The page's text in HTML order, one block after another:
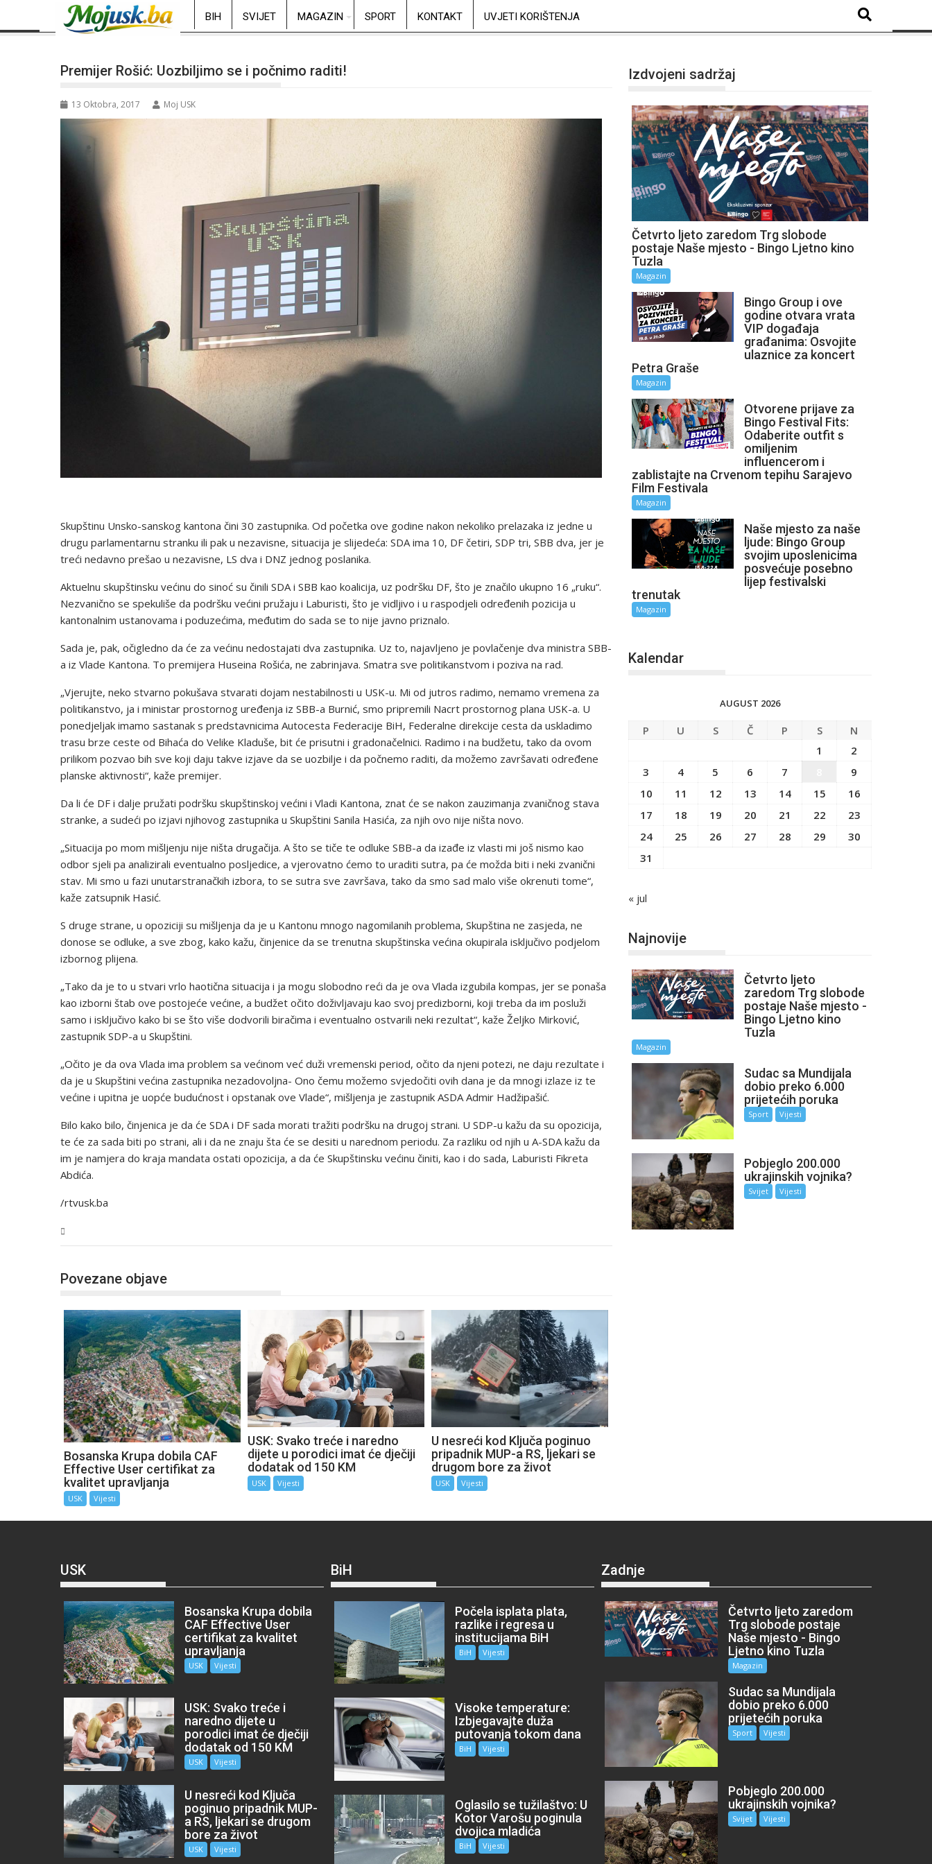
BIH SVIJET MAGAZIN SPORT KONTAKT UVJETI KORIŠTENJA
Premijer Rošić: Uozbiljimo se i počnimo raditi!
13 Oktobra, 2017 Moj USK
Skupštinu Unsko-sanskog kantona čini 30 zastupnika. Od početka ove godine nakon nekoliko prelazaka iz jedne u
drugu parlamentarnu stranku ili pak u nezavisne, situacija je slijedeća: SDA ima 10, DF četiri, SDP tri, SBB dva, jer je
treći nedavno prešao u nezavisne, LS dva i DNZ jednog poslanika.
Aktuelnu skupštinsku većinu do sinoć su činili SDA i SBB kao koalicija, uz podršku DF, što je značilo ukupno 16 „ruku“.
Nezvanično se spekuliše da podršku većini pružaju i Laburisti, što je vidljivo i u raspodjeli određenih pozicija u
kantonalnim ustanovama i poduzećima, međutim do sada se to nije javno priznalo.
Sada je, pak, očigledno da će za većinu nedostajati dva zastupnika. Uz to, najavljeno je povlačenje dva ministra SBB-
a iz Vlade Kantona. To premijera Huseina Rošića, ne zabrinjava. Smatra sve politikanstvom i poziva na rad.
„Vjerujte, neko stvarno pokušava stvarati dojam nestabilnosti u USK-u. Mi od jutros radimo, nemamo vremena za
politikanstvo, ja i ministar prostornog uređenja iz SBB-a Burnić, smo pripremili Nacrt prostornog plana USK-a. U
ponedjeljak imamo sastanak s predstavnicima Autocesta Federacije BiH, Federalne direkcije cesta da uskladimo
trasu brze ceste od Bihaća do Velike Kladuše, bit će prisutni i gradonačelnici. Radimo i na budžetu, tako da ovom
prilikom pozvao bih sve koji daju takve izjave da se uozbilje i da počnemo raditi, da možemo završavati određene
planske aktivnosti“, kaže premijer.
Da li će DF i dalje pružati podršku skupštinskoj većini i Vladi Kantona, znat će se nakon zauzimanja zvaničnog stava
stranke, a sudeći po izjavi njihovog zastupnika u Skupštini Sanila Hasića, za njih ovo nije ništa novo.
„Situacija po mom mišljenju nije ništa drugačija. A što se tiče te odluke SBB-a da izađe iz vlasti mi još nismo kao
odbor sjeli pa analizirali eventualno posljedice, a vjerovatno ćemo to uraditi sutra, pa će možda biti i neki zvanični
stav. Mi smo u fazi unutarstranačkih izbora, to se sutra sve završava, tako da smo sad malo više okrenuti tome“,
kaže zatsupnik Hasić.
S druge strane, u opoziciji su mišljenja da je u Kantonu mnogo nagomilanih problema, Skupština ne zasjeda, ne
donose se odluke, a sve zbog, kako kažu, činjenice da se trenutna skupštinska većina okupirala isključivo podjelom
izbornog plijena.
„Tako da je to u stvari vrlo haotična situacija i ja mogu slobodno reći da je ova Vlada izgubila kompas, jer se ponaša
kao izborni štab ove postojeće većine, a budžet očito doživljavaju kao svoj predizborni, koji treba da im posluži
samo i isključivo kako bi se što više dodvorili biračima i eventualno ostvarili neki rezultat“, kaže Željko Mirković,
zastupnik SDP-a u Skupštini.
„Očito je da ova Vlada ima problem sa većinom već duži vremenski period, očito da njeni potezi, ne daju rezultate i
da je u Skupštini većina zastupnika nezadovoljna- Ono čemu možemo svjedočiti ovih dana je da mnogi izlaze iz te
većine i upitna je uopće budućnost i opstanak ove Vlade“, mišljenja je zastupnik ASDA Admir Hadžipašić.
Bilo kako bilo, činjenica je da će SDA i DF sada morati tražiti podršku na drugoj strani. U SDP-u kažu da su opozicija,
te će za sada biti po strani, ali i da ne znaju šta će se desiti u narednom periodu. Za razliku od njih u A-SDA kažu da
im je namjera do kraja mandata ostati opozicija, a da će Skupštinsku većinu činiti, kao i do sada, Laburisti Fikreta
Abdića.
/rtvusk.ba
Povezane objave
Bosanska Krupa dobila CAF
Effective User certifikat za
kvalitet upravljanja
USK Vijesti
USK: Svako treće i naredno
dijete u porodici imat će dječiji
dodatak od 150 KM
USK Vijesti
U nesreći kod Ključa poginuo
pripadnik MUP-a RS, ljekari se
drugom bore za život
USK Vijesti
Izdvojeni sadržaj
Četvrto ljeto zaredom Trg slobode
postaje Naše mjesto - Bingo Ljetno kino
Tuzla
Magazin
Bingo Group i ove
godine otvara vrata
VIP događaja
građanima: Osvojite
ulaznice za koncert
Petra Graše
Magazin
Otvorene prijave za
Bingo Festival Fits:
Odaberite outfit s
omiljenim
influencerom i
zablistajte na Crvenom tepihu Sarajevo
Film Festivala
Magazin
Naše mjesto za naše
ljude: Bingo Group
svojim uposlenicima
posvećuje posebno
lijep festivalski
trenutak
Magazin
Kalendar
AUGUST 2026
P U S Č P S
N
1
2
3
4 5 6 7
9
10
11 12 13 14 15
16
17
18 19 20 21 22
23
24
25 26 27 28 29
30
31
« jul
Najnovije
Četvrto ljeto
zaredom Trg slobode
postaje Naše mjesto -
Bingo Ljetno kino
Tuzla
Magazin
Sudac sa Mundijala
dobio preko 6.000
prijetećih poruka
Sport Vijesti
Pobjeglo 200.000
ukrajinskih vojnika?
Svijet Vijesti
USK
Bosanska Krupa dobila
CAF Effective User
certifikat za kvalitet
upravljanja
USK Vijesti
USK: Svako treće i
naredno dijete u
porodici imat će dječiji
dodatak od 150 KM
USK Vijesti
U nesreći kod Ključa
poginuo pripadnik MUP-
a RS, ljekari se drugom
bore za život
USK Vijesti
BiH
Počela isplata plata,
razlike i regresa u
institucijama BiH
BiH Vijesti
Visoke temperature:
Izbjegavajte duža
putovanja tokom dana
BiH Vijesti
Oglasilo se tužilaštvo: U
Kotor Varošu poginula
dvojica mladića
BiH Vijesti
Zadnje
Četvrto ljeto zaredom
Trg slobode postaje
Naše mjesto - Bingo
Ljetno kino Tuzla
Magazin
Sudac sa Mundijala
dobio preko 6.000
prijetećih poruka
Sport Vijesti
Pobjeglo 200.000
ukrajinskih vojnika?
Svijet Vijesti